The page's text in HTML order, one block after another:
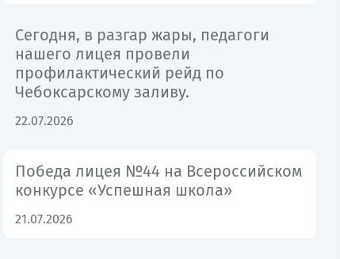
Сегодня, в разгар жары, педагоги
нашего лицея провели
профилактический рейд по
Чебоксарскому заливу.
22.07.2026
Победа лицея №44 на Всероссийском
конкурсе «Успешная школа»
21.07.2026